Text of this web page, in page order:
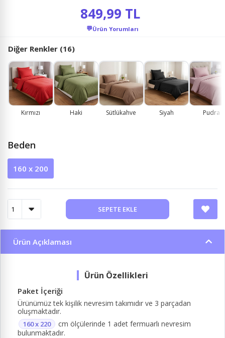
849,99 TL
💬Ürün Yorumları
Diğer Renkler (16)
Kırmızı Haki Sütlükahve Siyah Pudra
Beden
160 x 200
SEPETE EKLE
Ürün Açıklaması
Paket İçeriği
Ürünümüz tek kişilik nevresim takımıdır ve 3 parçadan
oluşmaktadır.
160 x 220
cm ölçülerinde 1 adet fermuarlı nevresim
bulunmaktadır.